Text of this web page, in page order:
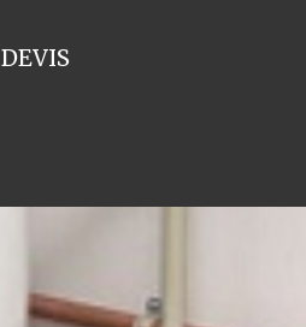
DEVIS